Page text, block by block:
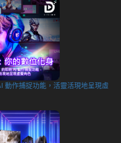
動作捕捉功能，活靈活現地呈現虛